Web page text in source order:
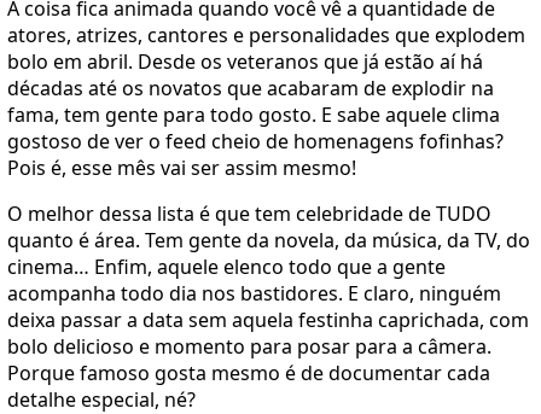
A coisa fica animada quando você vê a quantidade de
atores, atrizes, cantores e personalidades que explodem
bolo em abril. Desde os veteranos que já estão aí há
décadas até os novatos que acabaram de explodir na
fama, tem gente para todo gosto. E sabe aquele clima
gostoso de ver o feed cheio de homenagens fofinhas?
Pois é, esse mês vai ser assim mesmo!
O melhor dessa lista é que tem celebridade de TUDO
quanto é área. Tem gente da novela, da música, da TV, do
cinema… Enfim, aquele elenco todo que a gente
acompanha todo dia nos bastidores. E claro, ninguém
deixa passar a data sem aquela festinha caprichada, com
bolo delicioso e momento para posar para a câmera.
Porque famoso gosta mesmo é de documentar cada
detalhe especial, né?